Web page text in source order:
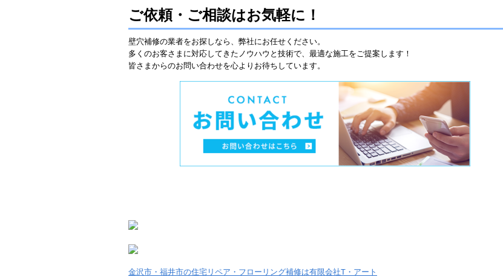
ご依頼・ご相談はお気軽に！
壁穴補修の業者をお探しなら、弊社にお任せください。
多くのお客さまに対応してきたノウハウと技術で、最適な施工をご提案します！
皆さまからのお問い合わせを心よりお待ちしています。
金沢市・福井市の住宅リペア・フローリング補修は有限会社T・アート